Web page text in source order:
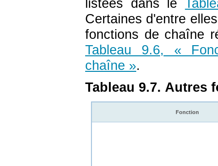
listées dans le
Certaines d'entre
fonctions de chaîne
Tableau 9.6, «
chaîne ».
Tableau 9.7. Autres
Fonction